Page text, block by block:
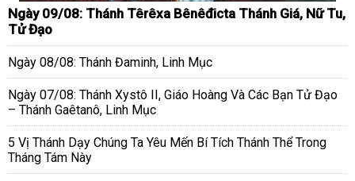
Ngày 09/08: Thánh Têrêxa Bênêđicta Thánh Giá, Nữ Tu,
Tử Đạo
Ngày 08/08: Thánh Đaminh, Linh Mục
Ngày 07/08: Thánh Xystô II, Giáo Hoàng Và Các Bạn Tử Đạo
– Thánh Gaêtanô, Linh Mục
5 Vị Thánh Dạy Chúng Ta Yêu Mến Bí Tích Thánh Thể Trong
Tháng Tám Này